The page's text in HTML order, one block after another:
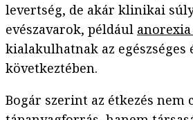
levertség, de akár klinikai
evészavarok, például
kialakulhatnak az egészséges
következtében.
Bogár szerint az étkezés nem